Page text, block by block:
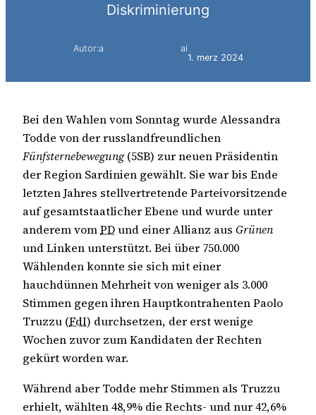
Diskriminierung
Autor:a
ai
1. merz 2024
Bei den Wahlen vom Sonntag wurde Alessandra
Todde von der russlandfreundlichen
Fünfsternebewegung(5SB) zur neuen Präsidentin
der Region Sardinien gewählt. Sie war bis Ende
letzten Jahres stellvertretende Parteivorsitzende
auf gesamtstaatlicher Ebene und wurde unter
anderem vomPDund einer Allianz aus Grünen
und Linken unterstützt. Bei über 750.000
Wählenden konnte sie sich mit einer
hauchdünnen Mehrheit von weniger als 3.000
Stimmen gegen ihren Hauptkontrahenten Paolo
Truzzu (FdI) durchsetzen, der erst wenige
Wochen zuvor zum Kandidaten der Rechten
gekürt worden war.
Während aber Todde mehr Stimmen als Truzzu
erhielt, wählten 48,9% die Rechts- und nur 42,6%